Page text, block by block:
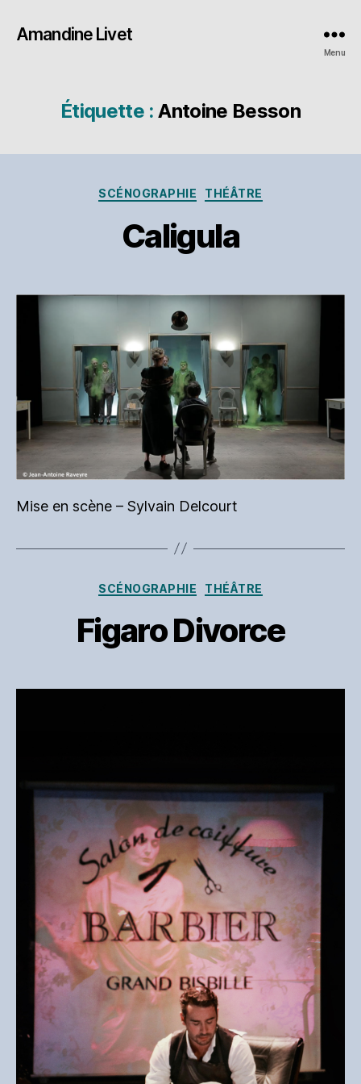
Amandine Livet
Menu
Étiquette : Antoine Besson
Catégories
SCÉNOGRAPHIE THÉÂTRE
Caligula
Mise en scène – Sylvain Delcourt
Catégories
SCÉNOGRAPHIE THÉÂTRE
Figaro Divorce